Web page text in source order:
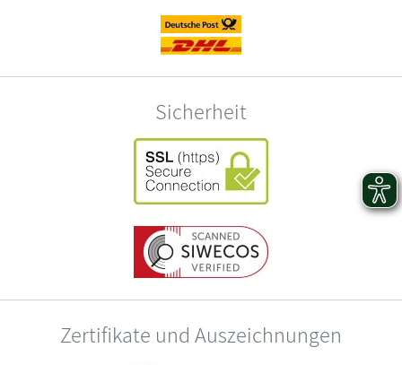
Sicherheit
Zertifikate und Auszeichnungen